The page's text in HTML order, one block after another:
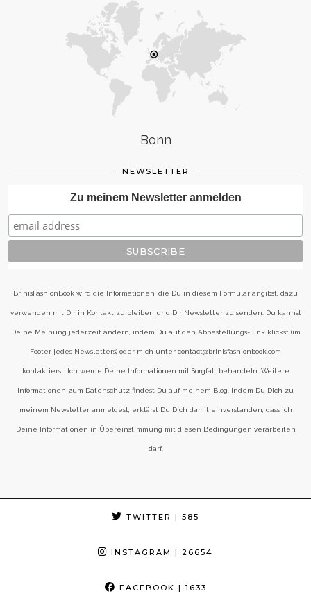
Bonn
NEWSLETTER
Zu meinem Newsletter anmelden
BrinisFashionBook wird die Informationen, die Du in diesem Formular angibst, dazu
verwenden mit Dir in Kontakt zu bleiben und Dir Newsletter zu senden. Du kannst
Deine Meinung jederzeit ändern, indem Du auf den Abbestellungs-Link klickst (im
Footer jedes Newsletters) oder mich unter contact@brinisfashionbook.com
kontaktierst. Ich werde Deine Informationen mit Sorgfalt behandeln. Weitere
Informationen zum Datenschutz findest Du auf meinem Blog. Indem Du Dich zu
meinem Newsletter anmeldest, erklärst Du Dich damit einverstanden, dass ich
Deine Informationen in Übereinstimmung mit diesen Bedingungen verarbeiten
darf.
TWITTER | 585
INSTAGRAM | 26654
FACEBOOK | 1633